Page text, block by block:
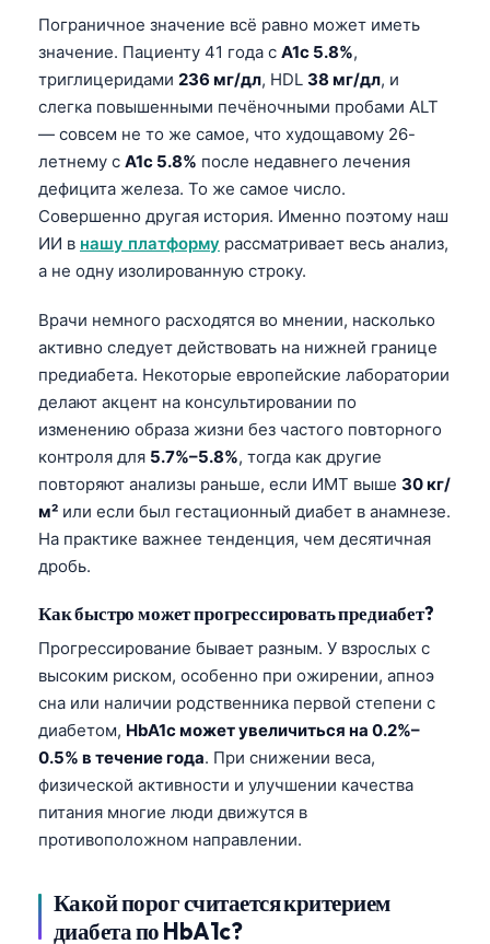
Пограничное значение всё равно может иметь
значение. Пациенту 41 года с A1c 5.8%,
триглицеридами 236 мг/дл, HDL 38 мг/дл, и
слегка повышенными печёночными пробами ALT
— совсем не то же самое, что худощавому 26-
летнему с A1c 5.8% после недавнего лечения
дефицита железа. То же самое число.
Совершенно другая история. Именно поэтому наш
ИИ в нашу платформу рассматривает весь анализ,
а не одну изолированную строку.
Врачи немного расходятся во мнении, насколько
активно следует действовать на нижней границе
предиабета. Некоторые европейские лаборатории
делают акцент на консультировании по
изменению образа жизни без частого повторного
контроля для 5.7%–5.8%, тогда как другие
повторяют анализы раньше, если ИМТ выше 30 кг/
м² или если был гестационный диабет в анамнезе.
На практике важнее тенденция, чем десятичная
дробь.
Как быстро может прогрессировать предиабет?
Прогрессирование бывает разным. У взрослых с
высоким риском, особенно при ожирении, апноэ
сна или наличии родственника первой степени с
диабетом, HbA1c может увеличиться на 0.2%–
0.5% в течение года. При снижении веса,
физической активности и улучшении качества
питания многие люди движутся в
противоположном направлении.
Какой порог считается критерием
диабета по HbA1c?